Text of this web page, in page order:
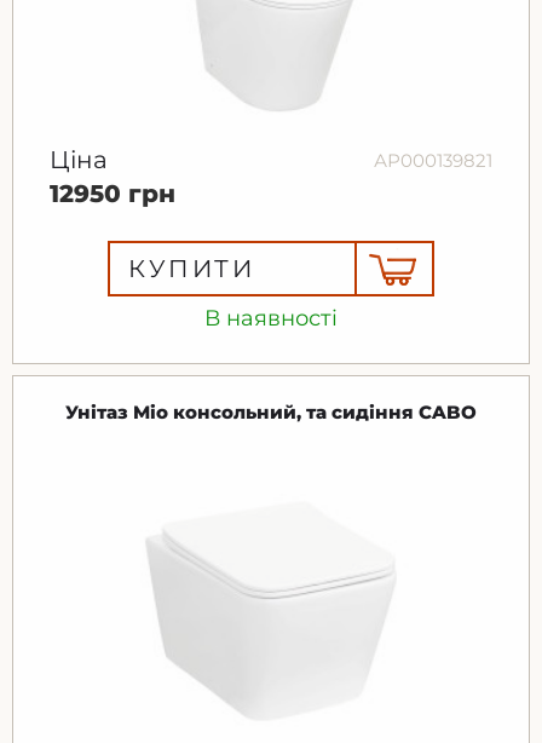
В наявності
Ціна АР000139821
12950 грн
КУПИТИ
Унітаз Mio консольний, та сидіння CABO